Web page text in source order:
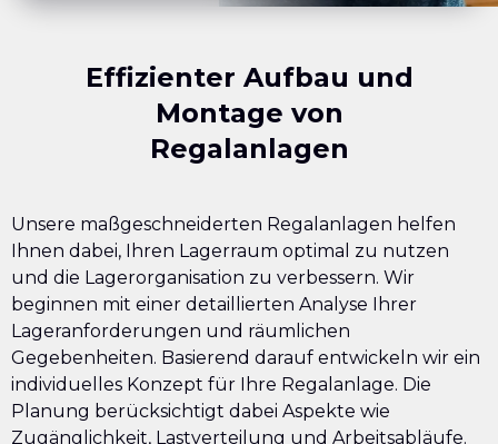
Effizienter Aufbau und
Montage von
Regalanlagen
Unsere maßgeschneiderten Regalanlagen helfen
Ihnen dabei, Ihren Lagerraum optimal zu nutzen
und die Lagerorganisation zu verbessern. Wir
beginnen mit einer detaillierten Analyse Ihrer
Lageranforderungen und räumlichen
Gegebenheiten. Basierend darauf entwickeln wir ein
individuelles Konzept für Ihre Regalanlage. Die
Planung berücksichtigt dabei Aspekte wie
Zugänglichkeit, Lastverteilung und Arbeitsabläufe.